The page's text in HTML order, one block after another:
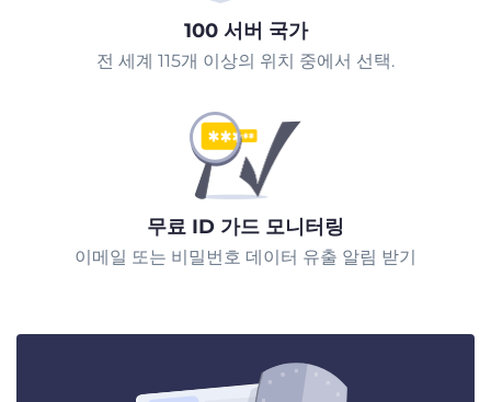
100 서버 국가
전 세계 115개 이상의 위치 중에서 선택.
무료 ID 가드 모니터링
이메일 또는 비밀번호 데이터 유출 알림 받기